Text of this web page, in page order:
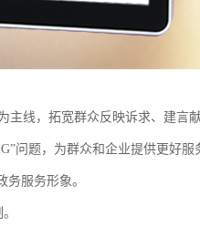
主线，拓宽群众反映诉求、建言
问题，为群众和企业提供更好
服务形象。